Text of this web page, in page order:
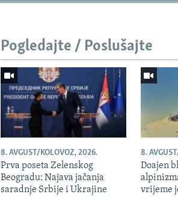
Pogledajte / Poslušajte
8. AVGUST/KOLOVOZ, 2026.
Prva poseta Zelenskog
Beogradu: Najava jačanja
saradnje Srbije i Ukrajine
8.
Doajen
vrijeme